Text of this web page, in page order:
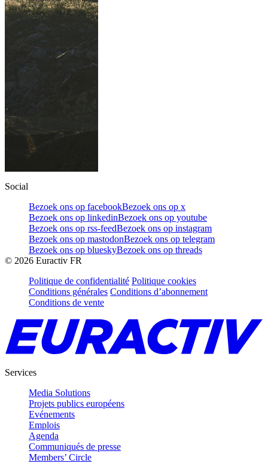
Social
Bezoek ons op facebookBezoek ons op x
Bezoek ons op linkedinBezoek ons op youtube
Bezoek ons op rss-feedBezoek ons op instagram
Bezoek ons op mastodonBezoek ons op telegram
Bezoek ons op blueskyBezoek ons op threads
© 2026 Euractiv FR
Politique de confidentialité Politique cookies
Conditions générales Conditions d’abonnement
Conditions de vente
Services
Media Solutions
Projets publics européens
Evénements
Emplois
Agenda
Communiqués de presse
Members’ Circle